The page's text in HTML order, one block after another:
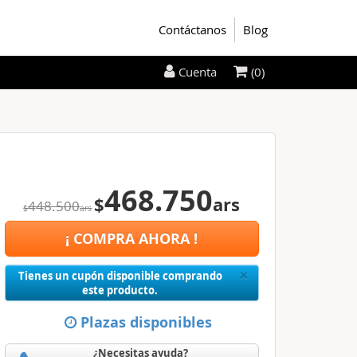
Contáctanos Blog
$448.500ars $468.750ars
¡ COMPRA AHORA !
×Close
Tienes un cupón disponible comprando
este producto.
Plazas disponibles
¿Necesitas ayuda?
Cuenta (0)